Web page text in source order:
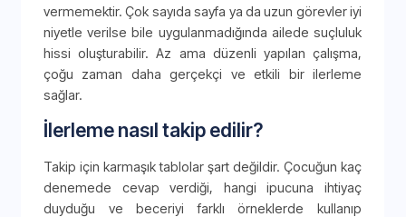
vermemektir. Çok sayıda sayfa ya da uzun görevler iyi
niyetle verilse bile uygulanmadığında ailede suçluluk
hissi oluşturabilir. Az ama düzenli yapılan çalışma,
çoğu zaman daha gerçekçi ve etkili bir ilerleme
sağlar.
İlerleme nasıl takip edilir?
Takip için karmaşık tablolar şart değildir. Çocuğun kaç
denemede cevap verdiği, hangi ipucuna ihtiyaç
duyduğu ve beceriyi farklı örneklerde kullanıp